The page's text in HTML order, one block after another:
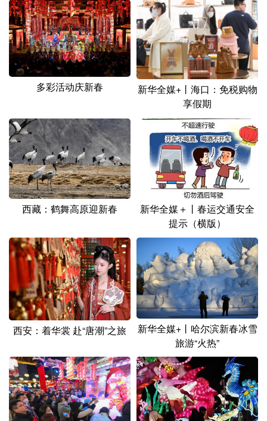
多语种频道
English Español Français عربى
Русский язык 日本語 한국어
多彩活动庆新春
新华全媒+丨海口：免税购物
享假期
西藏：鹤舞高原迎新春
新华全媒＋丨春运交通安全
提示（横版）
西安：着华裳 赴“唐潮”之旅
新华全媒+丨哈尔滨新春冰雪
旅游“火热”